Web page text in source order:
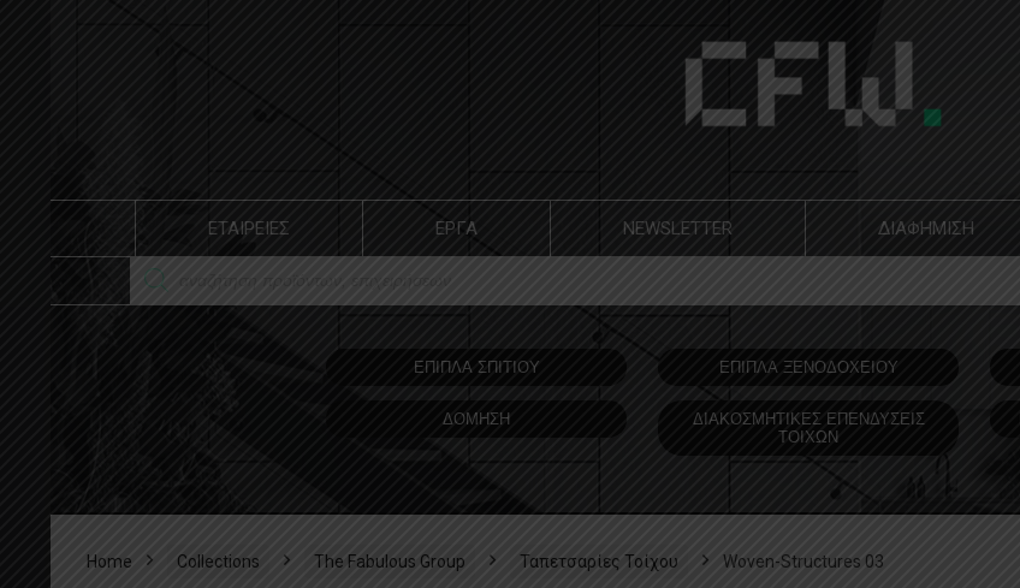
ΕΤΑΙΡΕΙΕΣ ΕΡΓΑ NEWSLETTER ΔΙΑΦΗΜΙΣΗ
ΕΠΙΠΛΑ ΣΠΙΤΙΟΥ ΕΠΙΠΛΑ ΞΕΝΟΔOΧΕΙΟΥ
ΔΟΜΗΣΗ
ΔΙΑΚΟΣΜΗΤΙΚΕΣ ΕΠΕΝΔΥΣΕΙΣ
ΤΟΙΧΩΝ
Home Collections The Fabulous Group Ταπετσαρίες Τοίχου Woven-Structures 03